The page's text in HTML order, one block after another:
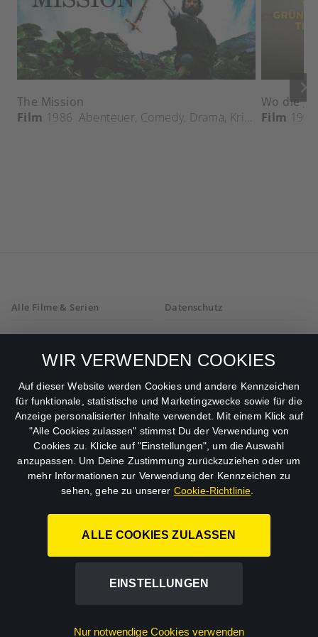
WIR VERWENDEN COOKIES
Auf dieser Website werden Cookies und andere Kennzeichen
für funktionale, statistische und Marketingzwecke sowie für die
Anzeige personalisierter Inhalte verwendet. Mit einem Klick auf
"Alle Cookies zulassen" stimmst Du der Verwendung von
Cookies zu. Klicke auf "Einstellungen", um die Auswahl
anzupassen. Um Deine Zustimmung zurückzuziehen oder um
mehr Informationen zur Verwendung der Kennzeichen zu
sehen, gehe zu unserer Cookie-Richtlinie
ALLE COOKIES ZULASSEN
EINSTELLUNGEN
Nur notwendige Cookies verwenden
keyboard_arrow_right
The Mission
Film 1986 Abenteuer, Comedy, Drama, Krieg
Wo die
Film 1984
Alle Filme & Serien
AGB
Impressum
Abo kündigen
Datenschutz